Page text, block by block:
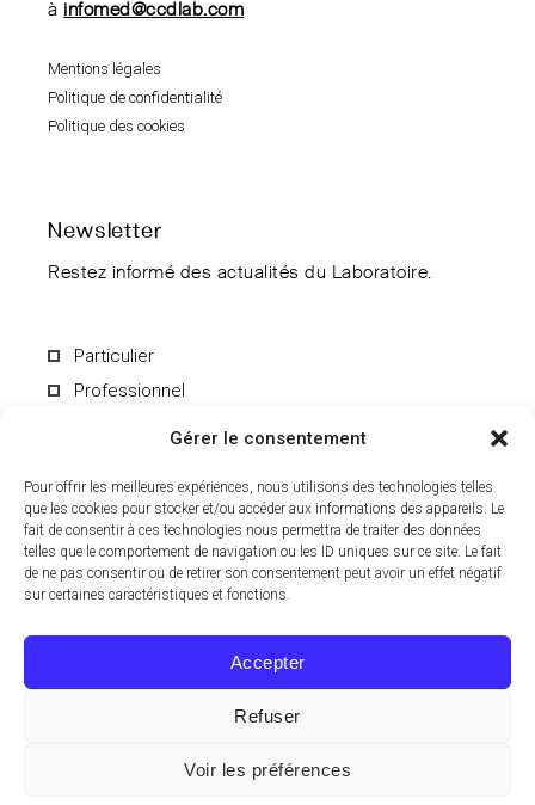
Gérer le consentement
Pour offrir les meilleures expériences, nous utilisons des technologies telles
que les cookies pour stocker et/ou accéder aux informations des appareils. Le
fait de consentir à ces technologies nous permettra de traiter des données
telles que le comportement de navigation ou les ID uniques sur ce site. Le fait
de ne pas consentir ou de retirer son consentement peut avoir un effet négatif
sur certaines caractéristiques et fonctions.
Accepter
Refuser
Voir les préférences
à infomed@ccdlab.com
Mentions légales
Politique de confidentialité
Politique des cookies
Newsletter
Restez informé des actualités du Laboratoire.
Particulier
Professionnel
En soumettant le formulaire, vous acceptez de recevoir par e-mail les
informations du Laboratoire CCD. Vous pouvez vous désinscrire à
tout moment. Pour en savoir plus sur le traitement de vos données
personnelles, consultez notrepolitique de confidentialité.